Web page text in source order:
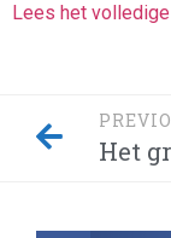
Lees het